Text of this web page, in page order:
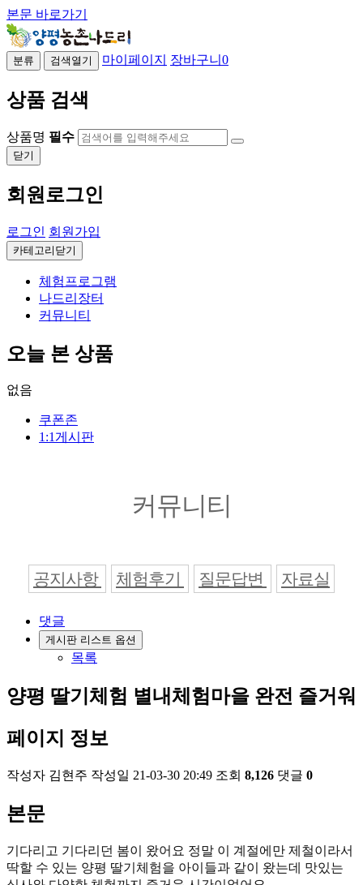
본문 바로가기
분류 검색열기 마이페이지 장바구니 0
상품 검색
상품명 필수
닫기
회원로그인
로그인 회원가입
카테고리닫기
체험프로그램
나드리장터
커뮤니티
오늘 본 상품
없음
쿠폰존
1:1게시판
커뮤니티
공지사항 체험후기 질문답변 자료실
댓글
게시판 리스트 옵션
목록
양평 딸기체험 별내체험마을 완전 즐거워
페이지 정보
작성자 김현주 작성일 21-03-30 20:49 조회 8,126 댓글 0
본문
기다리고 기다리던 봄이 왔어요 정말 이 계절에만 제철이라서
딱할 수 있는 양평 딸기체험을 아이들과 같이 왔는데 맛있는